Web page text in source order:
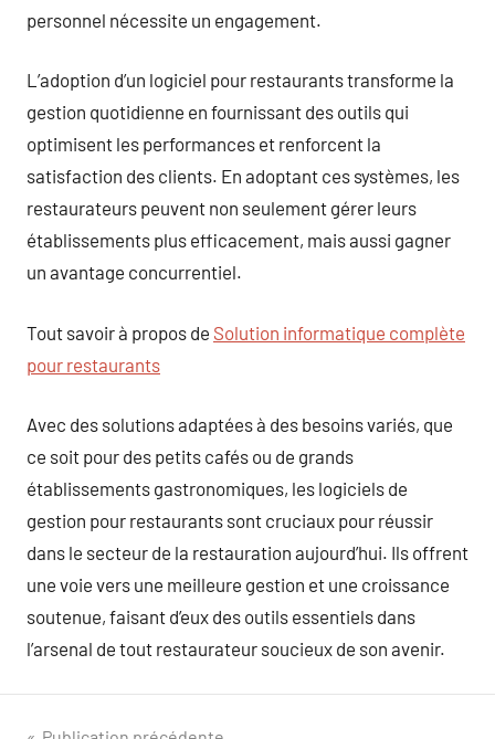
personnel nécessite un engagement.
L’adoption d’un logiciel pour restaurants transforme la
gestion quotidienne en fournissant des outils qui
optimisent les performances et renforcent la
satisfaction des clients. En adoptant ces systèmes, les
restaurateurs peuvent non seulement gérer leurs
établissements plus efficacement, mais aussi gagner
un avantage concurrentiel.
Tout savoir à propos de Solution informatique complète
pour restaurants
Avec des solutions adaptées à des besoins variés, que
ce soit pour des petits cafés ou de grands
établissements gastronomiques, les logiciels de
gestion pour restaurants sont cruciaux pour réussir
dans le secteur de la restauration aujourd’hui. Ils offrent
une voie vers une meilleure gestion et une croissance
soutenue, faisant d’eux des outils essentiels dans
l’arsenal de tout restaurateur soucieux de son avenir.